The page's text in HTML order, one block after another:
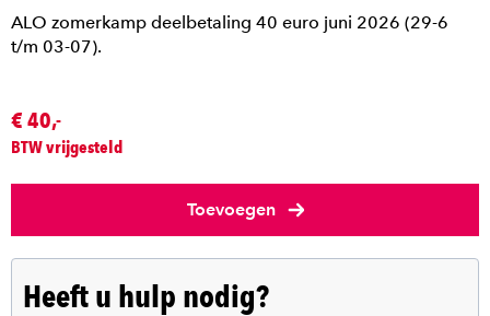
ALO zomerkamp deelbetaling 40 euro juni 2026 (29-6
t/m 03-07).
€ 40,-
BTW vrijgesteld
Toevoegen
Heeft u hulp nodig?